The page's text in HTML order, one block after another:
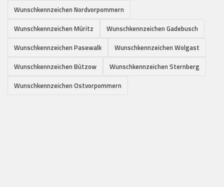
Wunschkennzeichen Nordvorpommern
Wunschkennzeichen Müritz
Wunschkennzeichen Gadebusch
Wunschkennzeichen Pasewalk
Wunschkennzeichen Wolgast
Wunschkennzeichen Bützow
Wunschkennzeichen Sternberg
Wunschkennzeichen Ostvorpommern